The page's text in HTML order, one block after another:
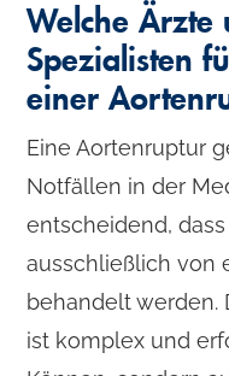
Welche Ärzte
Spezialisten
einer
Eine Aortenruptur
Notfällen in der
entscheidend,
ausschließlich von
behandelt werden.
ist komplex und